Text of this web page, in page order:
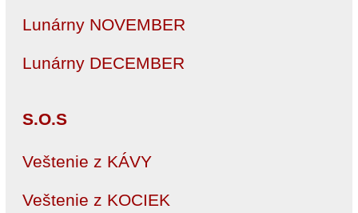
Lunárny NOVEMBER
Lunárny DECEMBER
S.O.S
Veštenie z KÁVY
Veštenie z KOCIEK